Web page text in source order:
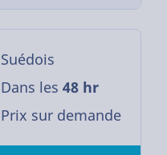
Suédois
Dans les 48 hr
Prix sur demande